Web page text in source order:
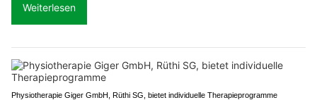
Weiterlesen
Physiotherapie Giger GmbH, Rüthi SG, bietet individuelle Therapieprogramme